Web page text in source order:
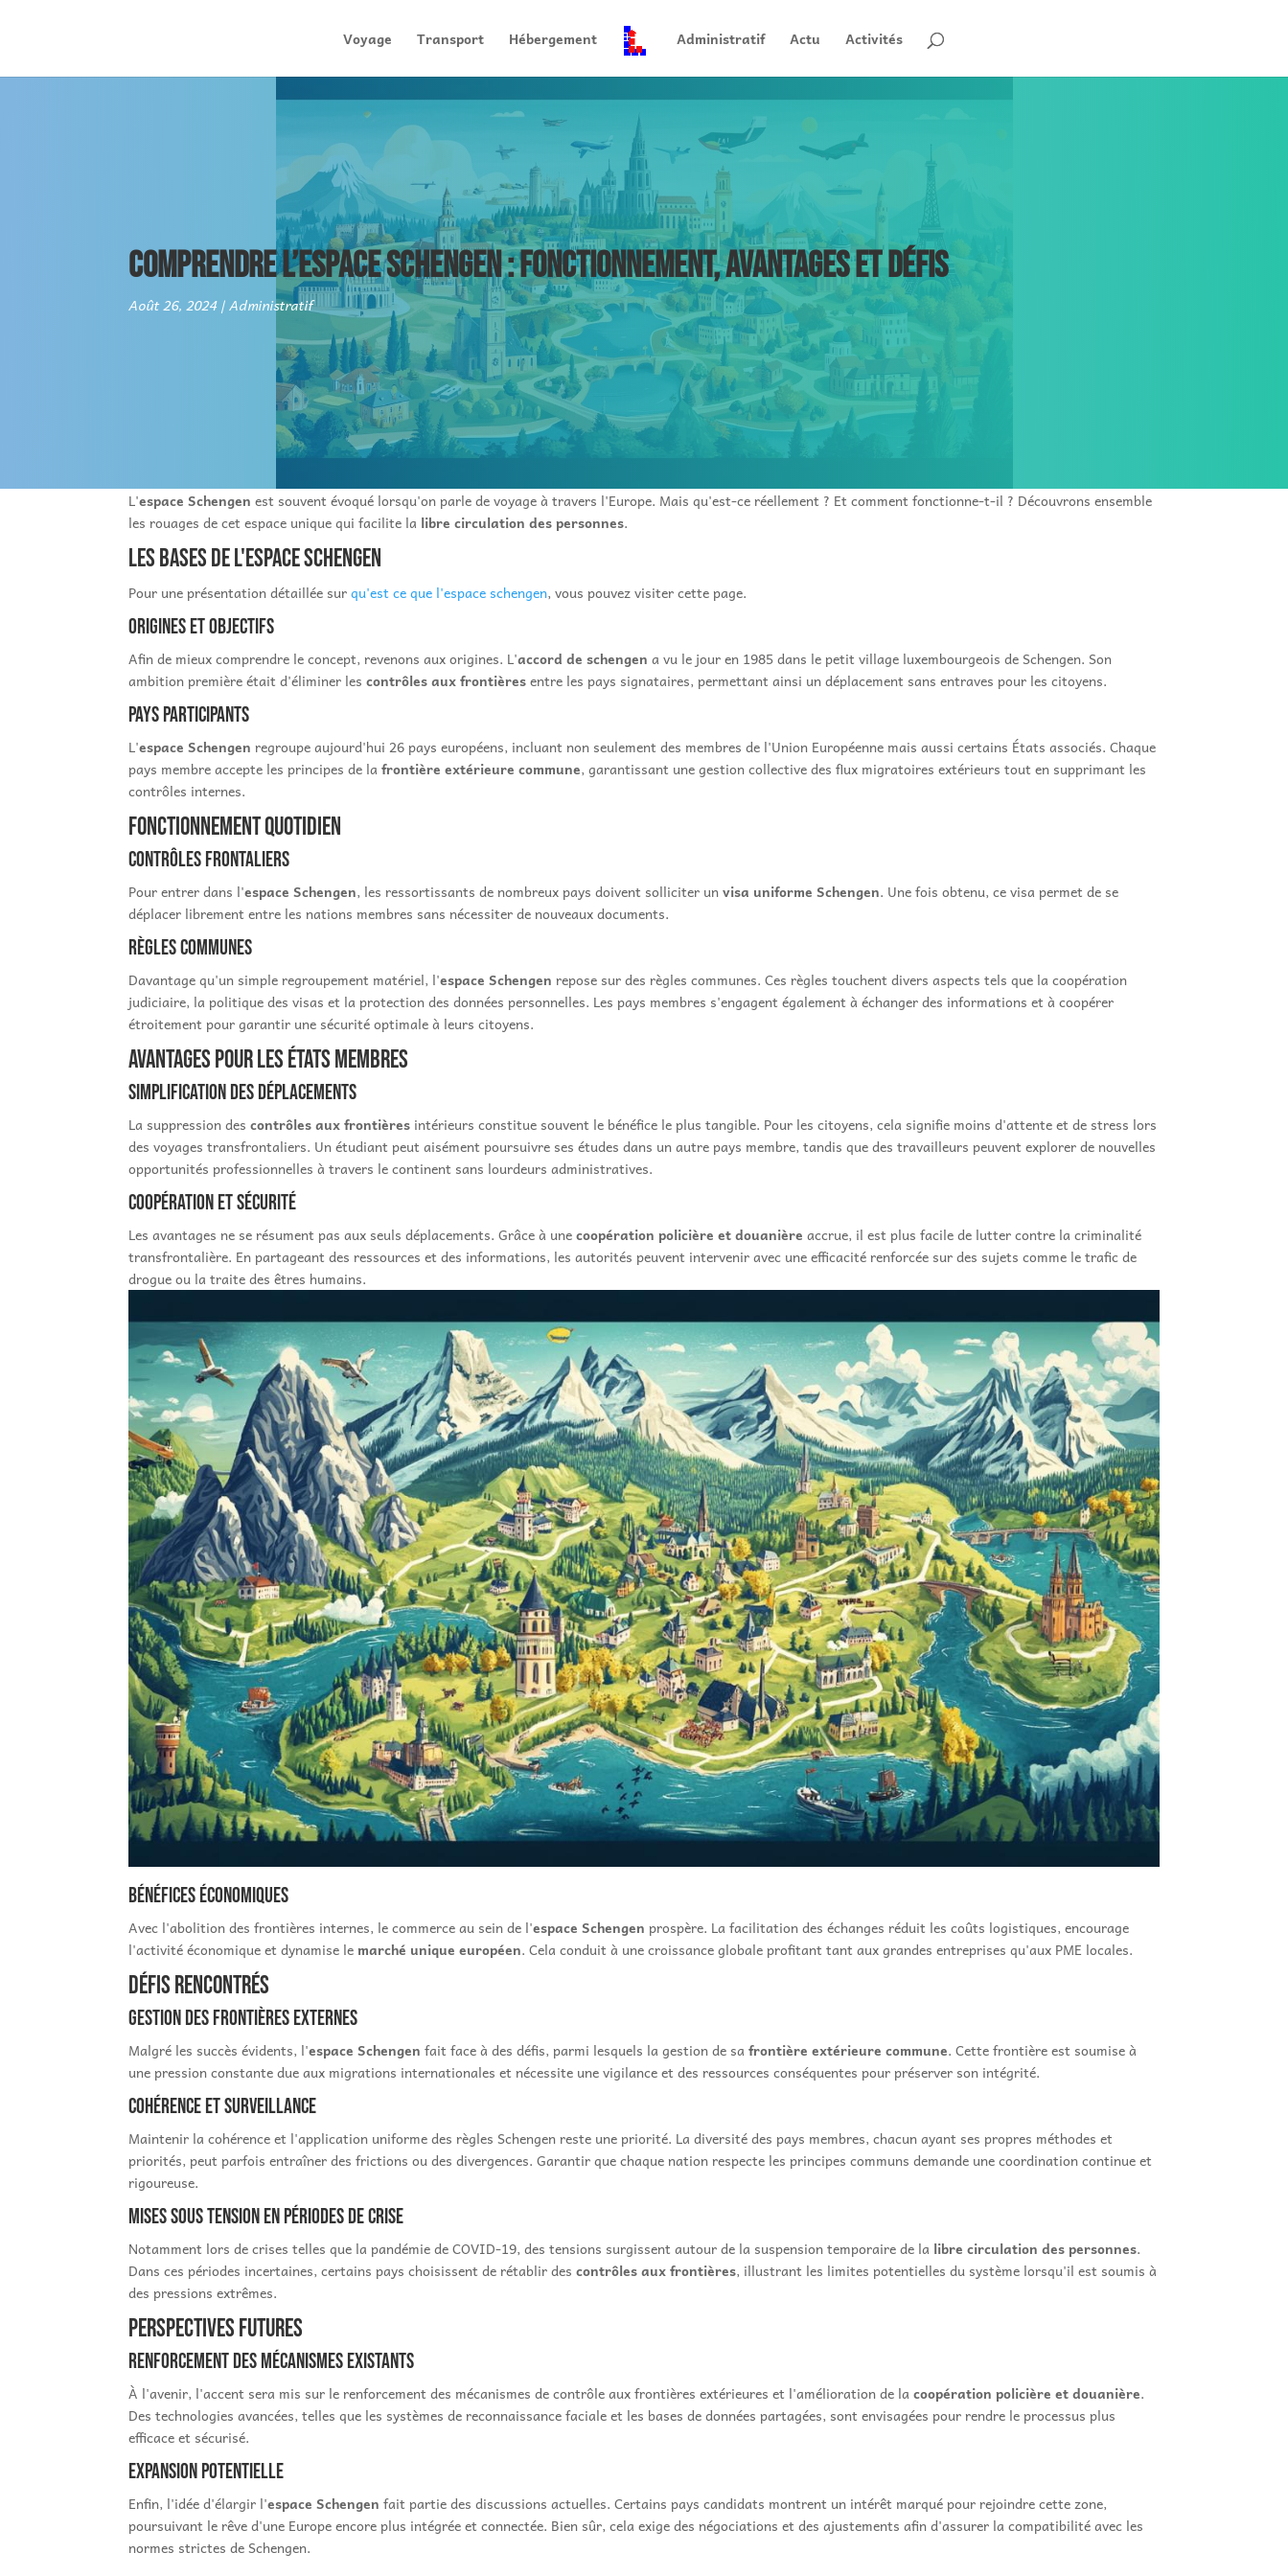
Voyage Transport Hébergement Administratif Actu Activités
COMPRENDRE L’ESPACE SCHENGEN : FONCTIONNEMENT, AVANTAGES ET DÉFIS
Août 26, 2024 Administratif
L'espace Schengen est souvent évoqué lorsqu'on parle de voyage à travers l'Europe. Mais qu'est-ce réellement ? Et comment fonctionne-t-il ? Découvrons ensemble
les rouages de cet espace unique qui facilite la libre circulation des personnes.
Les bases de l'espace schengen
Pour une présentation détaillée surqu'est ce que l'espace schengen, vous pouvez visiter cette page.
Origines et objectifs
Afin de mieux comprendre le concept, revenons aux origines. L'accord de schengen a vu le jour en 1985 dans le petit village luxembourgeois de Schengen. Son
ambition première était d'éliminer lescontrôles aux frontièresentre les pays signataires, permettant ainsi un déplacement sans entraves pour les citoyens.
Pays participants
L'espace Schengen regroupe aujourd'hui 26 pays européens, incluant non seulement des membres de l'Union Européenne mais aussi certains États associés. Chaque
pays membre accepte les principes de lafrontière extérieure commune, garantissant une gestion collective des flux migratoires extérieurs tout en supprimant les
contrôles internes.
Fonctionnement quotidien
Contrôles frontaliers
Pour entrer dans l'espace Schengen, les ressortissants de nombreux pays doivent solliciter unvisa uniforme Schengen. Une fois obtenu, ce visa permet de se
déplacer librement entre les nations membres sans nécessiter de nouveaux documents.
Règles communes
Davantage qu'un simple regroupement matériel, l'espace Schengen repose sur des règles communes. Ces règles touchent divers aspects tels que la coopération
judiciaire, la politique des visas et la protection des données personnelles. Les pays membres s'engagent également à échanger des informations et à coopérer
étroitement pour garantir une sécurité optimale à leurs citoyens.
Avantages pour les états membres
Simplification des déplacements
La suppression descontrôles aux frontières intérieurs constitue souvent le bénéfice le plus tangible. Pour les citoyens, cela signifie moins d'attente et de stress lors
des voyages transfrontaliers. Un étudiant peut aisément poursuivre ses études dans un autre pays membre, tandis que des travailleurs peuvent explorer de nouvelles
opportunités professionnelles à travers le continent sans lourdeurs administratives.
Coopération et sécurité
Les avantages ne se résument pas aux seuls déplacements. Grâce à unecoopération policière et douanière accrue, il est plus facile de lutter contre la criminalité
transfrontalière. En partageant des ressources et des informations, les autorités peuvent intervenir avec une efficacité renforcée sur des sujets comme le trafic de
drogue ou la traite des êtres humains.
Bénéfices économiques
Avec l'abolition des frontières internes, le commerce au sein de l'espace Schengen prospère. La facilitation des échanges réduit les coûts logistiques, encourage
l'activité économique et dynamise le marché unique européen. Cela conduit à une croissance globale profitant tant aux grandes entreprises qu'aux PME locales.
Défis rencontrés
Gestion des frontières externes
Malgré les succès évidents, l'espace Schengen fait face à des défis, parmi lesquels la gestion de safrontière extérieure commune. Cette frontière est soumise à
une pression constante due aux migrations internationales et nécessite une vigilance et des ressources conséquentes pour préserver son intégrité.
Cohérence et surveillance
Maintenir la cohérence et l'application uniforme des règles Schengen reste une priorité. La diversité des pays membres, chacun ayant ses propres méthodes et
priorités, peut parfois entraîner des frictions ou des divergences. Garantir que chaque nation respecte les principes communs demande une coordination continue et
rigoureuse.
Mises sous tension en périodes de crise
Notamment lors de crises telles que la pandémie de COVID-19, des tensions surgissent autour de la suspension temporaire de la libre circulation des personnes.
Dans ces périodes incertaines, certains pays choisissent de rétablir descontrôles aux frontières, illustrant les limites potentielles du système lorsqu'il est soumis à
des pressions extrêmes.
Perspectives futures
Renforcement des mécanismes existants
À l'avenir, l'accent sera mis sur le renforcement des mécanismes de contrôle aux frontières extérieures et l'amélioration de lacoopération policière et douanière.
Des technologies avancées, telles que les systèmes de reconnaissance faciale et les bases de données partagées, sont envisagées pour rendre le processus plus
efficace et sécurisé.
Expansion potentielle
Enfin, l'idée d'élargir l'espace Schengen fait partie des discussions actuelles. Certains pays candidats montrent un intérêt marqué pour rejoindre cette zone,
poursuivant le rêve d'une Europe encore plus intégrée et connectée. Bien sûr, cela exige des négociations et des ajustements afin d'assurer la compatibilité avec les
normes strictes de Schengen.